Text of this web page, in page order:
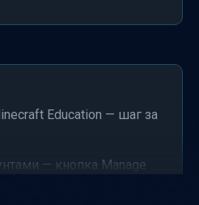
Education — шаг за
— кнопка Manage